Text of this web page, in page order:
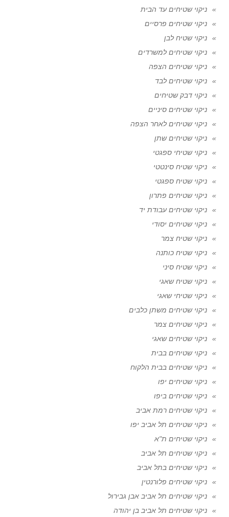
ניקוי שטיחים עד הבית
ניקוי שטיחים פרסיים
ניקוי שטיח לבן
ניקוי שטיחים למשרדים
ניקוי שטיחים הצפה
ניקוי שטיחים לבד
ניקוי דבק שטיחים
ניקוי שטיחים סיניים
ניקוי שטיחים לאחר הצפה
ניקוי שטיחים שתן
ניקוי שטיחי ספגטי
ניקוי שטיח סינטטי
ניקוי שטיח ספגטי
ניקוי שטיחים פתרון
ניקוי שטיחים עבודת יד
ניקוי שטיחים יסודי
ניקוי שטיח צמר
ניקוי שטיח כותנה
ניקוי שטיח סיני
ניקוי שטיח שאגי
ניקוי שטיחי שאגי
ניקוי שטיחים משתן כלבים
ניקוי שטיחים צמר
ניקוי שטיחים שאגי
ניקוי שטיחים בבית
ניקוי שטיחים בבית הלקוח
ניקוי שטיחים יפו
ניקוי שטיחים ביפו
ניקוי שטיחים רמת אביב
ניקוי שטיחים תל אביב יפו
ניקוי שטיחים ת"א
ניקוי שטיחים תל אביב
ניקוי שטיחים בתל אביב
ניקוי שטיחים פלורנטין
ניקוי שטיחים תל אביב אבן גבירול
ניקוי שטיחים תל אביב בן יהודה